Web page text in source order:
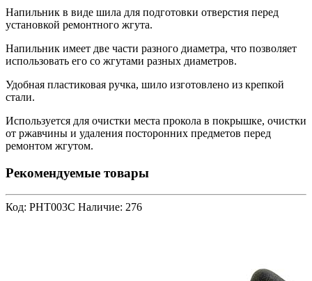
Напильник в виде шила для подготовки отверстия перед
установкой ремонтного жгута.
Напильник имеет две части разного диаметра, что позволяет
использовать его со жгутами разных диаметров.
Удобная пластиковая ручка, шило изготовлено из крепкой
стали.
Используется для очистки места прокола в покрышке, очистки
от ржавчины и удаления посторонних предметов перед
ремонтом жгутом.
Рекомендуемые товары
Код: PHT003C Наличие: 276